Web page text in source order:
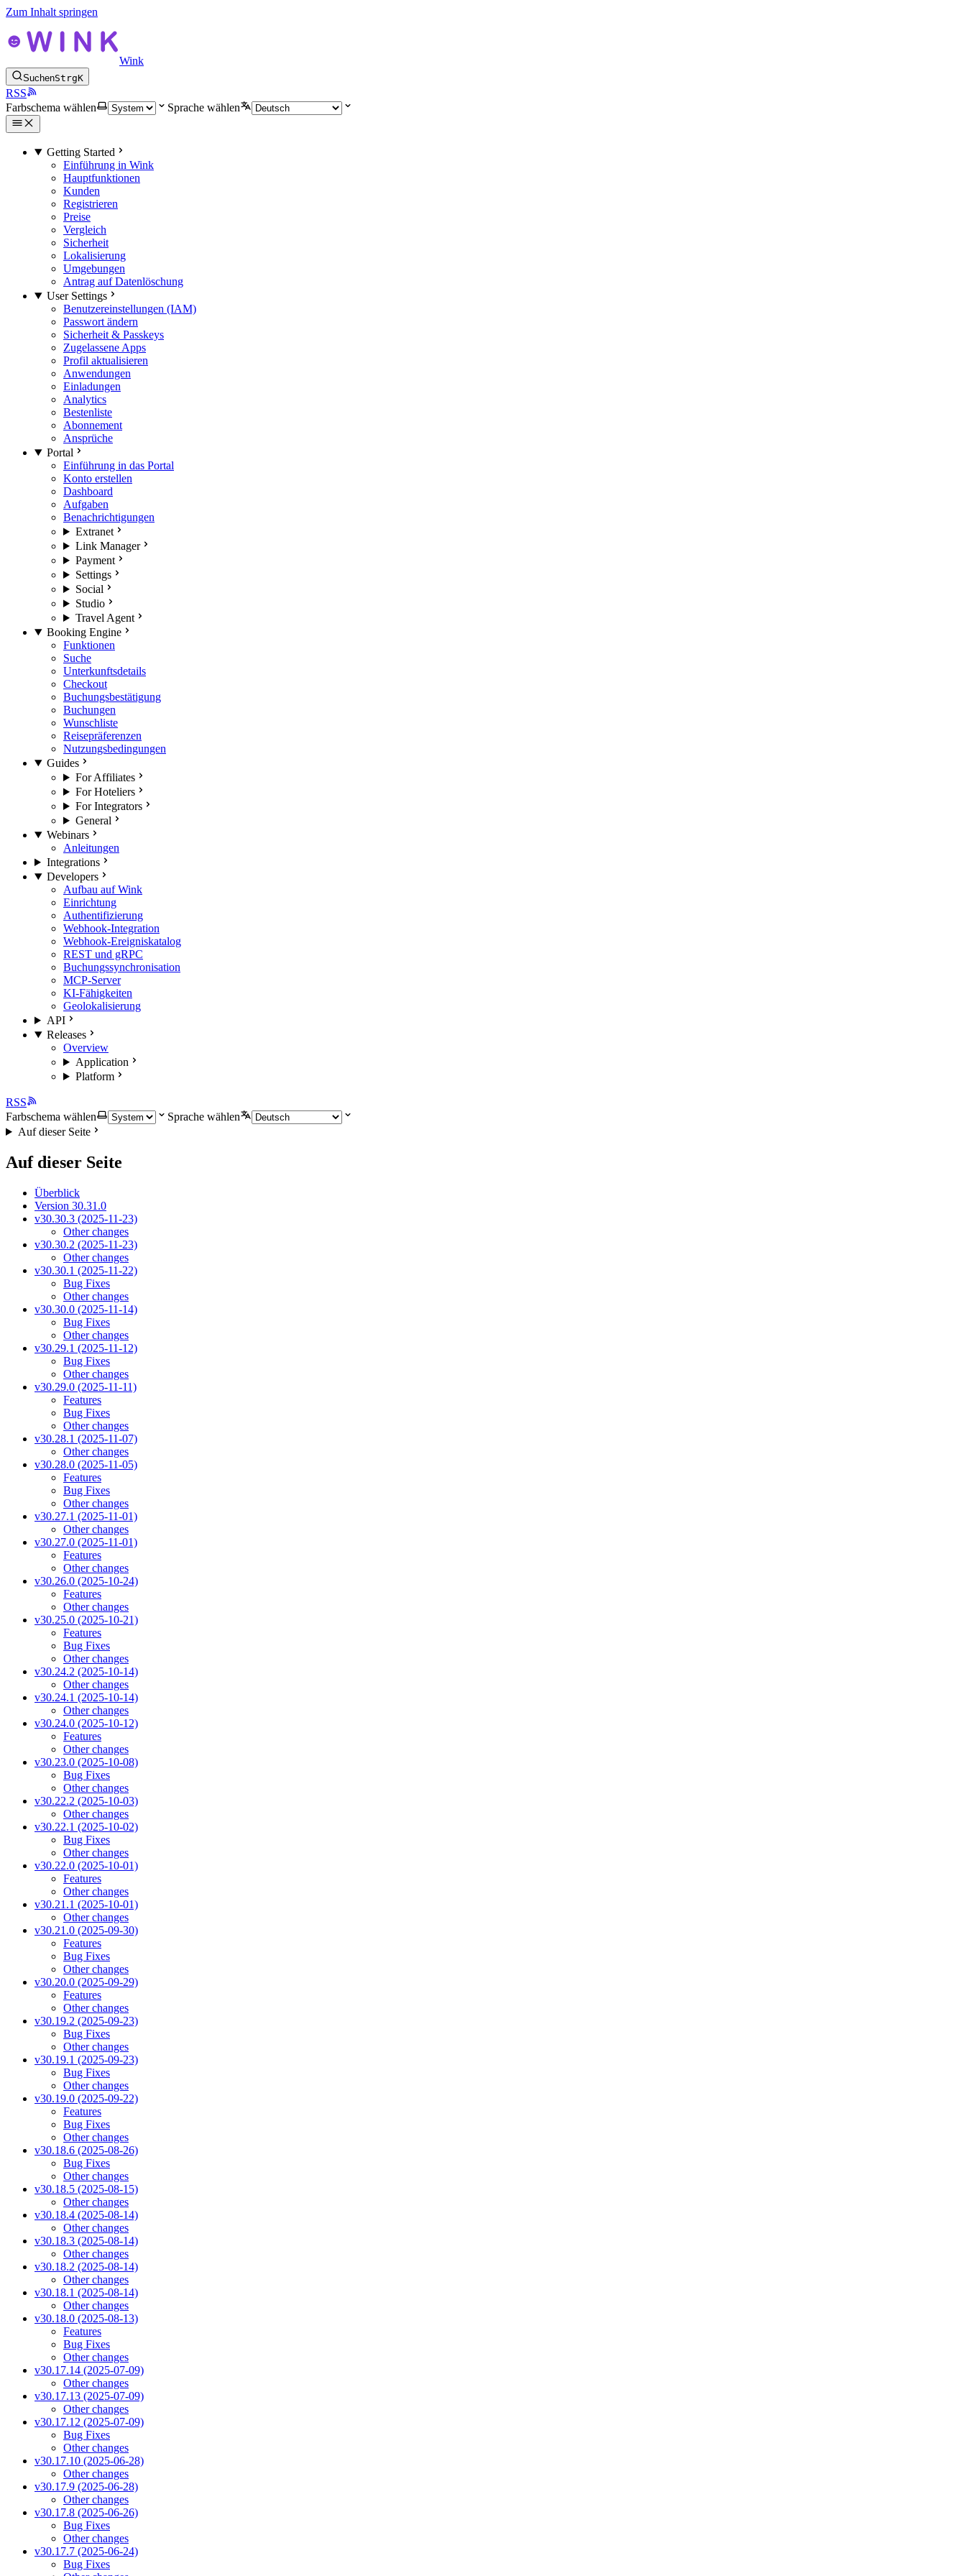
Zum Inhalt springen
Wink
SuchenStrgK
RSS
Farbschema wählen
Sprache wählen
Getting Started
Einführung in Wink
Hauptfunktionen
Kunden
Registrieren
Preise
Vergleich
Sicherheit
Lokalisierung
Umgebungen
Antrag auf Datenlöschung
User Settings
Benutzereinstellungen (IAM)
Passwort ändern
Sicherheit & Passkeys
Zugelassene Apps
Profil aktualisieren
Anwendungen
Einladungen
Analytics
Bestenliste
Abonnement
Ansprüche
Portal
Einführung in das Portal
Konto erstellen
Dashboard
Aufgaben
Benachrichtigungen
Extranet
Link Manager
Payment
Settings
Social
Studio
Travel Agent
Booking Engine
Funktionen
Suche
Unterkunftsdetails
Checkout
Buchungsbestätigung
Buchungen
Wunschliste
Reisepräferenzen
Nutzungsbedingungen
Guides
For Affiliates
For Hoteliers
For Integrators
General
Webinars
Anleitungen
Integrations
Developers
Aufbau auf Wink
Einrichtung
Authentifizierung
Webhook-Integration
Webhook-Ereigniskatalog
REST und gRPC
Buchungssynchronisation
MCP-Server
KI-Fähigkeiten
Geolokalisierung
API
Releases
Overview
Application
Platform
RSS
Farbschema wählen
Sprache wählen
Auf dieser Seite
Auf dieser Seite
Überblick
Version 30.31.0
v30.30.3 (2025-11-23)
Other changes
v30.30.2 (2025-11-23)
Other changes
v30.30.1 (2025-11-22)
Bug Fixes
Other changes
v30.30.0 (2025-11-14)
Bug Fixes
Other changes
v30.29.1 (2025-11-12)
Bug Fixes
Other changes
v30.29.0 (2025-11-11)
Features
Bug Fixes
Other changes
v30.28.1 (2025-11-07)
Other changes
v30.28.0 (2025-11-05)
Features
Bug Fixes
Other changes
v30.27.1 (2025-11-01)
Other changes
v30.27.0 (2025-11-01)
Features
Other changes
v30.26.0 (2025-10-24)
Features
Other changes
v30.25.0 (2025-10-21)
Features
Bug Fixes
Other changes
v30.24.2 (2025-10-14)
Other changes
v30.24.1 (2025-10-14)
Other changes
v30.24.0 (2025-10-12)
Features
Other changes
v30.23.0 (2025-10-08)
Bug Fixes
Other changes
v30.22.2 (2025-10-03)
Other changes
v30.22.1 (2025-10-02)
Bug Fixes
Other changes
v30.22.0 (2025-10-01)
Features
Other changes
v30.21.1 (2025-10-01)
Other changes
v30.21.0 (2025-09-30)
Features
Bug Fixes
Other changes
v30.20.0 (2025-09-29)
Features
Other changes
v30.19.2 (2025-09-23)
Bug Fixes
Other changes
v30.19.1 (2025-09-23)
Bug Fixes
Other changes
v30.19.0 (2025-09-22)
Features
Bug Fixes
Other changes
v30.18.6 (2025-08-26)
Bug Fixes
Other changes
v30.18.5 (2025-08-15)
Other changes
v30.18.4 (2025-08-14)
Other changes
v30.18.3 (2025-08-14)
Other changes
v30.18.2 (2025-08-14)
Other changes
v30.18.1 (2025-08-14)
Other changes
v30.18.0 (2025-08-13)
Features
Bug Fixes
Other changes
v30.17.14 (2025-07-09)
Other changes
v30.17.13 (2025-07-09)
Other changes
v30.17.12 (2025-07-09)
Bug Fixes
Other changes
v30.17.10 (2025-06-28)
Other changes
v30.17.9 (2025-06-28)
Other changes
v30.17.8 (2025-06-26)
Bug Fixes
Other changes
v30.17.7 (2025-06-24)
Bug Fixes